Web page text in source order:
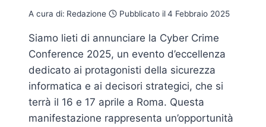
A cura di: Redazione Pubblicato il4 Febbraio 2025
Siamo lieti di annunciare la Cyber Crime
Conference 2025, un evento d’eccellenza
dedicato ai protagonisti della sicurezza
informatica e ai decisori strategici, che si
terrà il 16 e 17 aprile a Roma. Questa
manifestazione rappresenta un’opportunità